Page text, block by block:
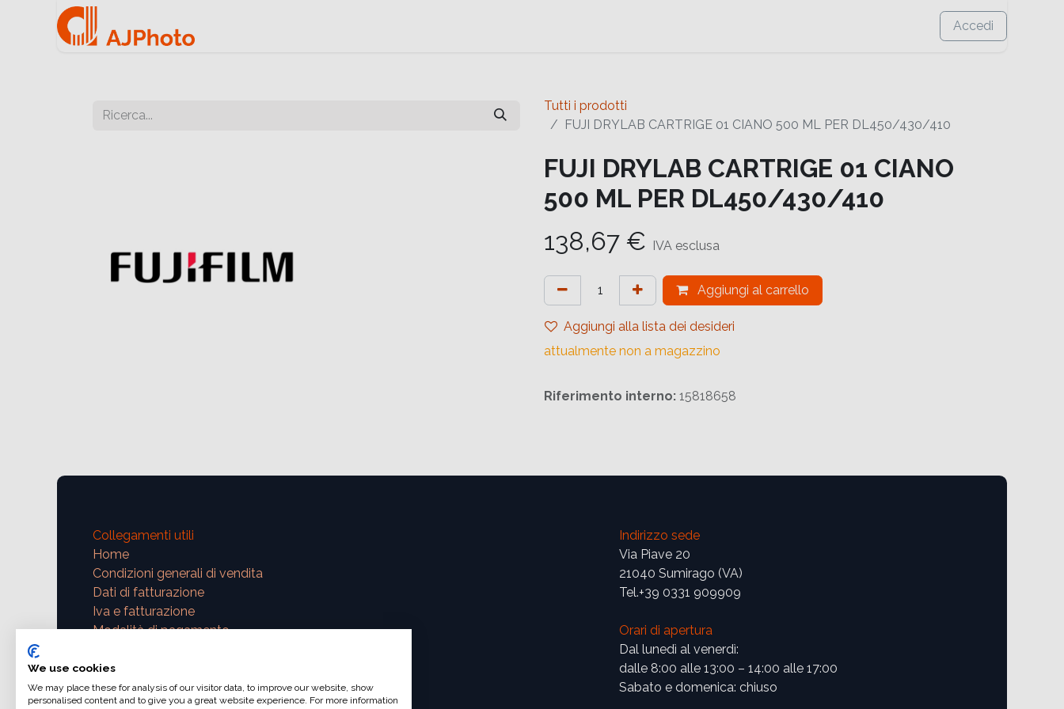
Accedi
Tutti i prodotti
FUJI DRYLAB CARTRIGE 01 CIANO 500 ML PER DL450/430/410
FUJI DRYLAB CARTRIGE 01 CIANO
500 ML PER DL450/430/410
138,67 € IVA esclusa
Aggiungi al carrello
Aggiungi alla lista dei desideri
attualmente non a magazzino
Riferimento interno: 15818658
Collegamenti utili
Home
Condizioni generali di vendita
Dati di fatturazione
Iva e fatturazione
Modalità di pagamento
Contattaci
support@ajphoto.eu
Indirizzo sede
Via Piave 20
21040 Sumirago (VA)
Tel.+39 0331 909909
Orari di apertura
Dal lunedì al venerdì:
dalle 8:00 alle 13:00 – 14:00 alle 17:00
Sabato e domenica: chiuso
We use cookies
We may place these for analysis of our visitor data, to improve our website, show
personalised content and to give you a great website experience. For more information